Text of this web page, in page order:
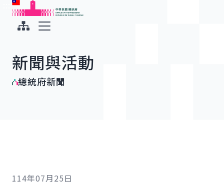
跳到主要內容
中華民國總統府
新聞與活動
總統府新聞
114年07月25日